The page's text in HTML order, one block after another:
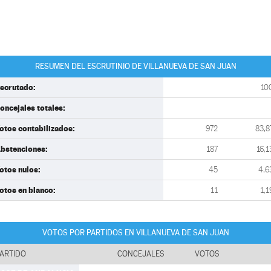
RESUMEN DEL ESCRUTINIO DE VILLANUEVA DE SAN JUAN
totales:
contabilizados: 972
187
nulos: 45
en blanco: 11
VOTOS POR PARTIDOS EN VILLANUEVA DE SAN JUAN
CONCEJALES VOTOS